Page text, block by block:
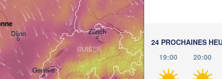
24 PROCHAINES
19:00
20:00
Genève
Dijon Zürich
SUISSE